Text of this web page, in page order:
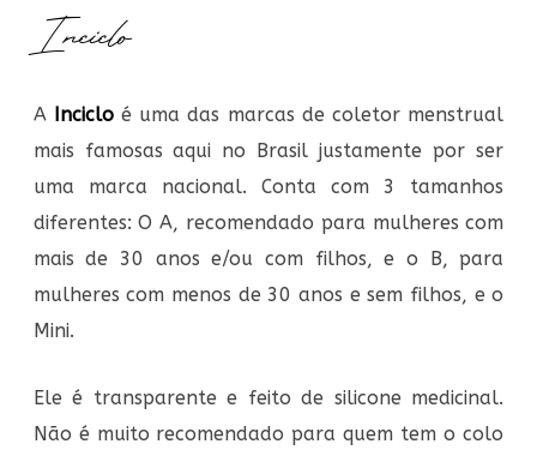
Inciclo
AIncicloé uma das marcas de coletor menstrual
mais famosas aqui no Brasil justamente por ser
uma marca nacional. Conta com 3 tamanhos
diferentes: O A, recomendado para mulheres com
mais de 30 anos e/ou com filhos, e o B, para
mulheres com menos de 30 anos e sem filhos, e o
Mini.
Ele é transparente e feito de silicone medicinal.
Não é muito recomendado para quem tem o colo